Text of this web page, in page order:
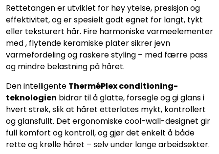
Rettetangen er utviklet for høy ytelse, presisjon og
effektivitet, og er spesielt godt egnet for langt, tykt
eller teksturert hår. Fire harmoniske varmeelementer
med , flytende keramiske plater sikrer jevn
varmefordeling og raskere styling – med færre pass
og mindre belastning på håret.
Den intelligente TherméPlex conditioning-
teknologien bidrar til å glatte, forsegle og gi glans i
hvert strøk, slik at håret etterlates mykt, kontrollert
og glansfullt. Det ergonomiske cool-wall-designet gir
full komfort og kontroll, og gjør det enkelt å både
rette og krølle håret – selv under lange arbeidsøkter.